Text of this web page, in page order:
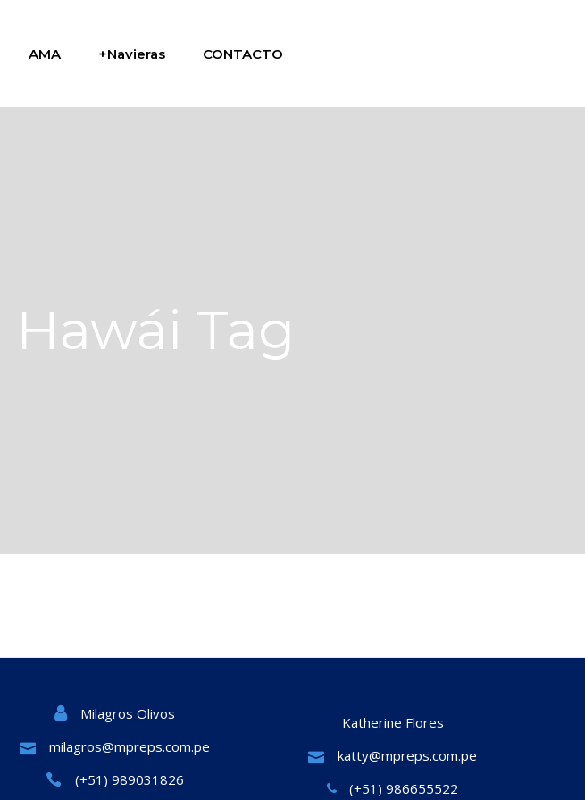
AMA +Navieras CONTACTO
Tag
Milagros Olivos
milagros@mpreps.com.pe
(+51) 989031826
Katherine Flores
katty@mpreps.com.pe
(+51) 986655522